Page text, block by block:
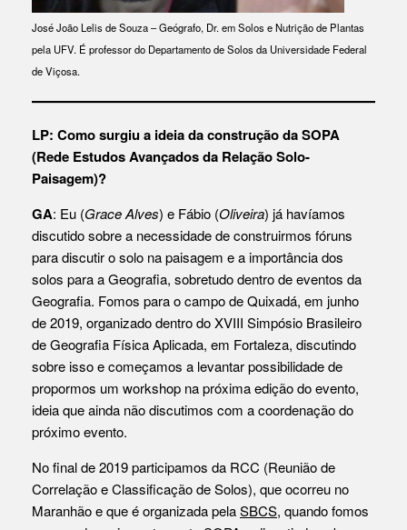
José João Lelis de Souza – Geógrafo, Dr. em Solos e Nutrição de Plantas
pela UFV. É professor do Departamento de Solos da Universidade Federal
de Viçosa.
LP: Como surgiu a ideia da construção da SOPA
(Rede Estudos Avançados da Relação Solo-
Paisagem)?
GA: Eu (Grace Alves) e Fábio (Oliveira) já havíamos
discutido sobre a necessidade de construirmos fóruns
para discutir o solo na paisagem e a importância dos
solos para a Geografia, sobretudo dentro de eventos da
Geografia. Fomos para o campo de Quixadá, em junho
de 2019, organizado dentro do XVIII Simpósio Brasileiro
de Geografia Física Aplicada, em Fortaleza, discutindo
sobre isso e começamos a levantar possibilidade de
propormos um workshop na próxima edição do evento,
ideia que ainda não discutimos com a coordenação do
próximo evento.
No final de 2019 participamos da RCC (Reunião de
Correlação e Classificação de Solos), que ocorreu no
Maranhão e que é organizada pelaSBCS, quando fomos